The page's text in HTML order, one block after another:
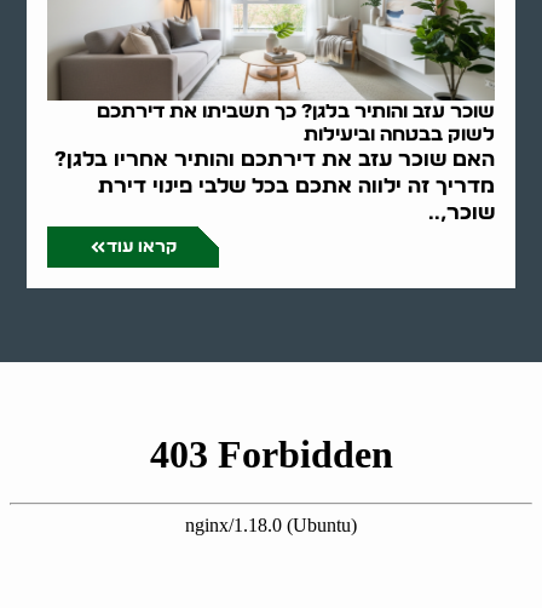
שוכר עזב והותיר בלגן? כך תשביתו את דירתכם
לשוק בבטחה וביעילות
האם שוכר עזב את דירתכם והותיר אחריו בלגן?
מדריך זה ילווה אתכם בכל שלבי פינוי דירת
שוכר,..
קראו עוד